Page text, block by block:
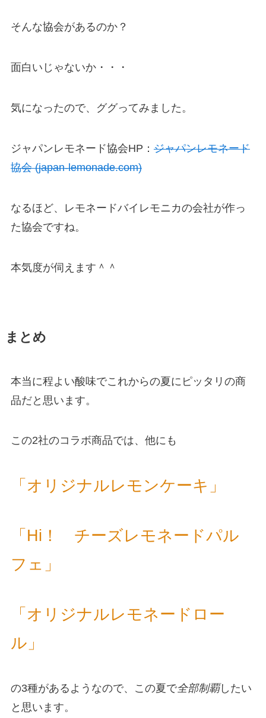
そんな協会があるのか？
面白いじゃないか・・・
気になったので、ググってみました。
ジャパンレモネード協会HP： ジャパンレモネード
協会 (japan-lemonade.com)
なるほど、レモネードバイレモニカの会社が作っ
た協会ですね。
本気度が伺えます＾＾
まとめ
本当に程よい酸味でこれからの夏にピッタリの商
品だと思います。
この2社のコラボ商品では、他にも
「オリジナルレモンケーキ」
「Hi！ チーズレモネードパル
フェ」
「オリジナルレモネードロー
ル」
の3種があるようなので、この夏で全部制覇したい
と思います。